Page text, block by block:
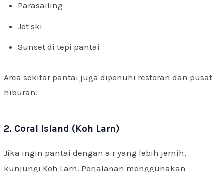
Parasailing
Jet ski
Sunset di tepi pantai
Area sekitar pantai juga dipenuhi restoran dan pusat
hiburan.
2. Coral Island (Koh Larn)
Jika ingin pantai dengan air yang lebih jernih,
kunjungi Koh Larn. Perjalanan menggunakan